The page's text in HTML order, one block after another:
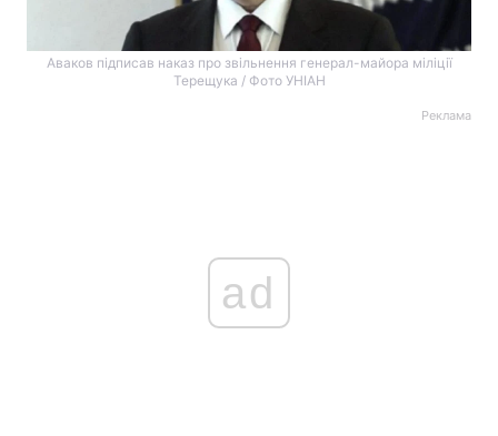
Аваков підписав наказ про звільнення генерал-майора міліції
Терещука / Фото УНІАН
Реклама
ad